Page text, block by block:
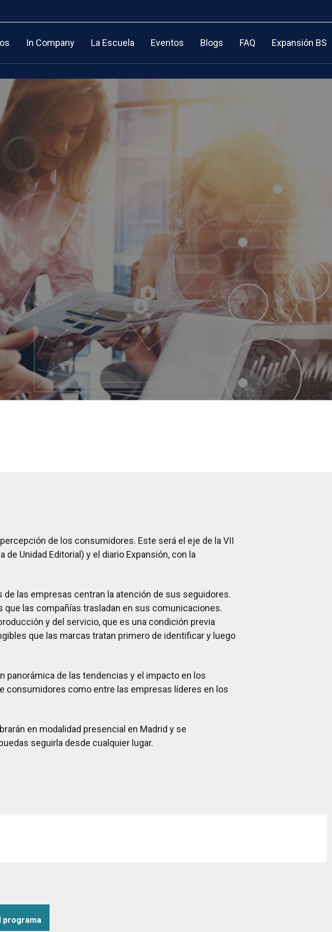
In Company La Escuela Eventos Blogs FAQ Expansión BS
de los consumidores. Este será el eje de la VII
Unidad Editorial) y el diario Expansión, con la
las empresas centran la atención de sus seguidores.
que las compañías trasladan en sus comunicaciones.
y del servicio, que es una condición previa
que las marcas tratan primero de identificar y luego
panorámica de las tendencias y el impacto en los
consumidores como entre las empresas líderes en los
en modalidad presencial en Madrid y se
seguirla desde cualquier lugar.
programa